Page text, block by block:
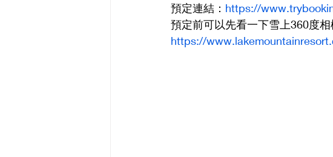
預定連結： https://
預定前可以先看一下雪上360度
https://